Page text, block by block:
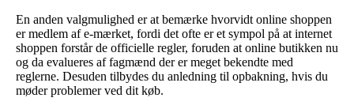
En anden valgmulighed er at bemærke hvorvidt online shoppen
er medlem af e-mærket, fordi det ofte er et sympol på at internet
shoppen forstår de officielle regler, foruden at online butikken nu
og da evalueres af fagmænd der er meget bekendte med
reglerne. Desuden tilbydes du anledning til opbakning, hvis du
møder problemer ved dit køb.